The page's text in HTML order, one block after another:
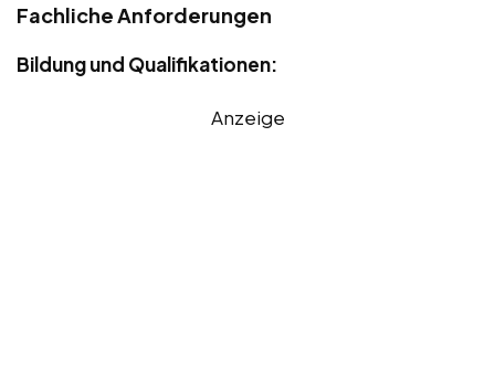
Fachliche Anforderungen
Bildung und Qualifikationen:
Anzeige